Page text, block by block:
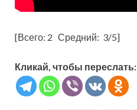
[Всего: 2 Средний: 3/5]
Кликай, чтобы переслать: